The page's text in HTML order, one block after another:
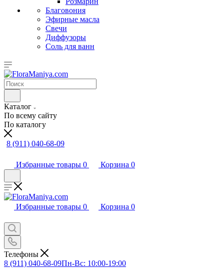
Благовония
Эфирные масла
Свечи
Диффузоры
Соль для ванн
Каталог
По всему сайту
По каталогу
8 (911) 040-68-09
Избранные товары 0 Корзина 0
Избранные товары 0 Корзина 0
Телефоны
8 (911) 040-68-09Пн-Вс: 10:00-19:00